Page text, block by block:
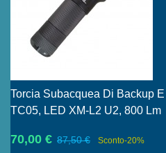
Torcia Subacquea Di Backup
TC05, LED XM-L2 U2, 800 Lm
70,00 € 87,50 € Sconto-20%